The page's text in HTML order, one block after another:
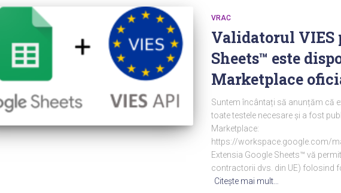
VRAC
Validatorul VIES
Sheets™ este
Marketplace
Suntem încântați să anunțăm că
toate testele necesare și a fost
Marketplace:
https://workspace.google.com/
Extensia Google Sheets™ vă
contractorii dvs. din UE) folosind
Citeşte mai mult…